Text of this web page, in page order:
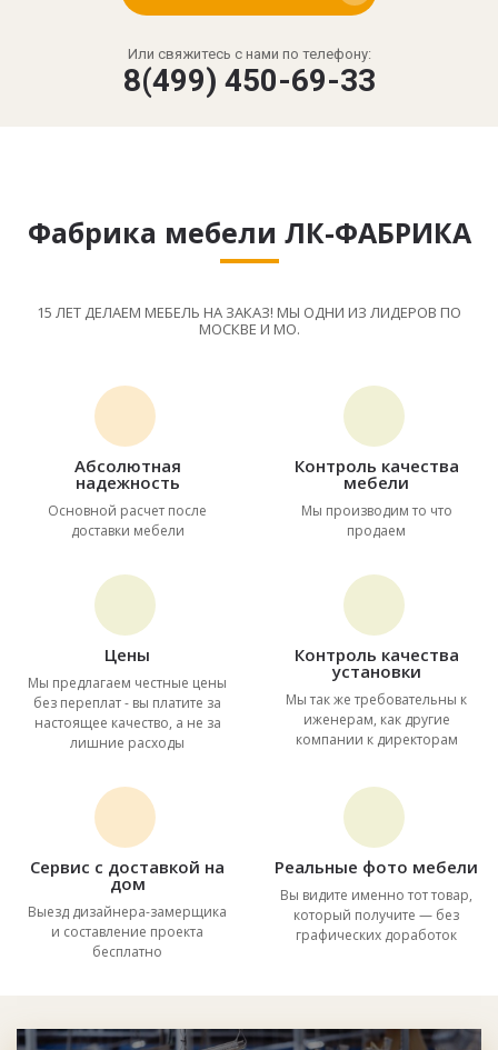
Или свяжитесь с нами по телефону:
8(499) 450-69-33
Фабрика мебели ЛК-ФАБРИКА
15 ЛЕТ ДЕЛАЕМ МЕБЕЛЬ НА ЗАКАЗ! МЫ ОДНИ ИЗ ЛИДЕРОВ ПО
МОСКВЕ И МО.
Абсолютная
надежность
Основной расчет после
доставки мебели
Контроль качества
мебели
Мы производим то что
продаем
Цены
Мы предлагаем честные цены
без переплат - вы платите за
настоящее качество, а не за
лишние расходы
Контроль качества
установки
Мы так же требовательны к
иженерам, как другие
компании к директорам
Сервис с доставкой на
дом
Выезд дизайнера-замерщика
и составление проекта
бесплатно
Реальные фото мебели
Вы видите именно тот товар,
который получите — без
графических доработок